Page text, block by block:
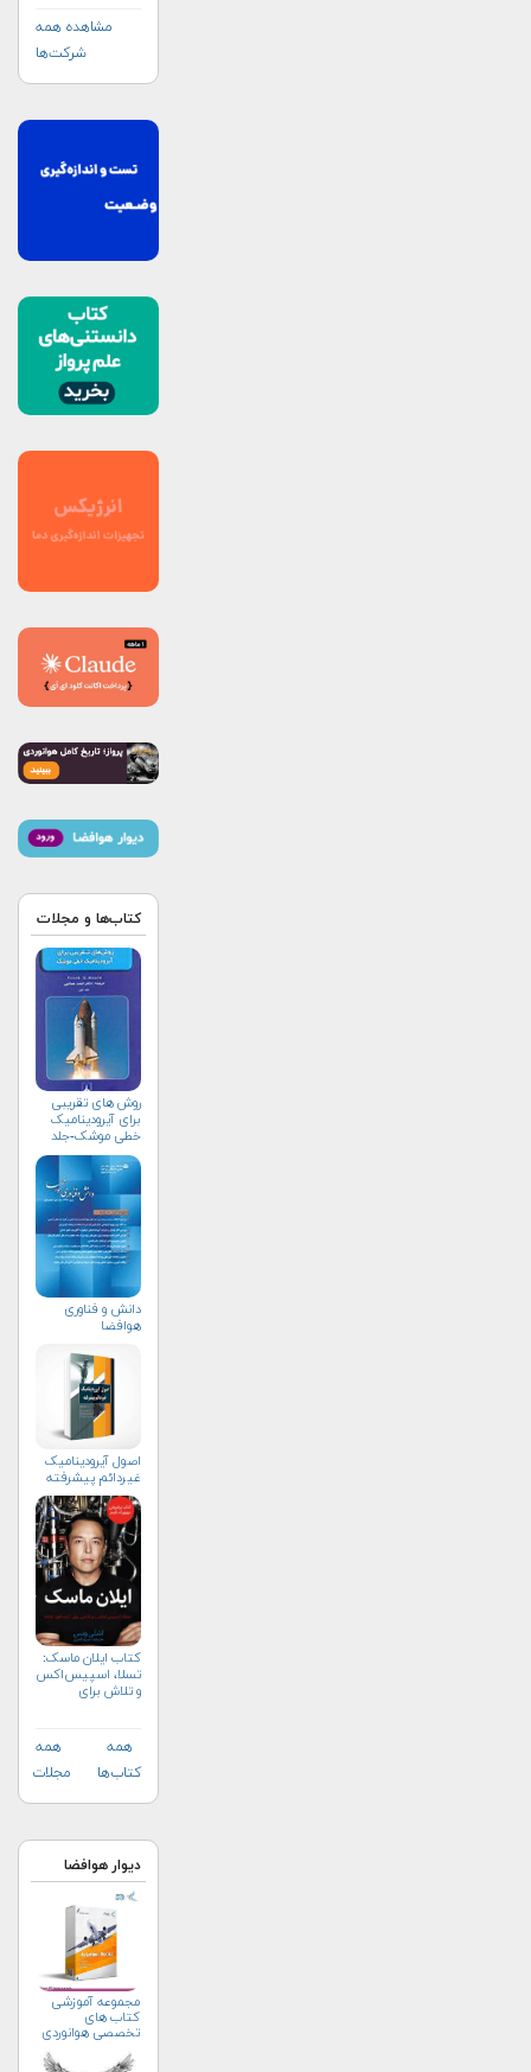
مشاهده همه
شرکت‌ها
کتاب‌ها و مجلات
روش های تقریبی
برای آیرودینامیک
خطی موشک-جلد
نخست
دانش و فناوری
هوافضا
اصول آيروديناميک
غيردائم پيشرفته
کتاب ایلان ماسک:
تسلا، اسپیس‌اکس
و تلاش برای
همه
کتاب‌ها
همه
مجلات
دیوار هوافضا
مجموعه آموزشی
کتاب های
تخصصی هوانوردی